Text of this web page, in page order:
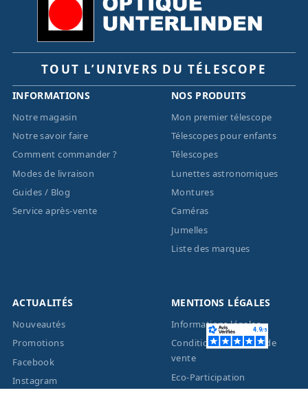
TOUT L’UNIVERS DU TÉLESCOPE
INFORMATIONS
Notre magasin
Notre savoir faire
Comment commander ?
Modes de livraison
Guides / Blog
Service après-vente
NOS PRODUITS
Mon premier télescope
Télescopes pour enfants
Télescopes
Lunettes astronomiques
Montures
Caméras
Jumelles
Liste des marques
ACTUALITÉS
Nouveautés
Promotions
Facebook
Instagram
MENTIONS LÉGALES
Informations légales
Conditions générales de
vente
Eco-Participation